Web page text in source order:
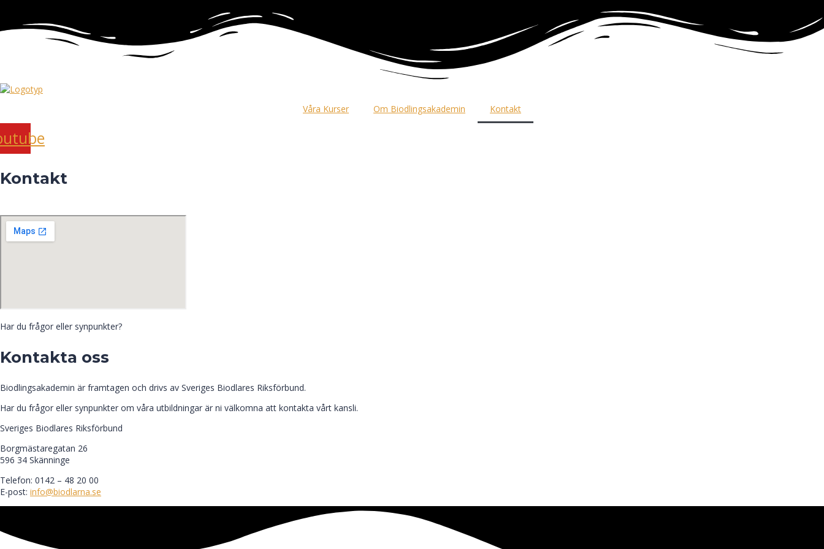
Våra Kurser Om Biodlingsakademin Kontakt
Kontakt
Har du frågor eller synpunkter?
Kontakta oss
Biodlingsakademin är framtagen och drivs av Sveriges Biodlares Riksförbund.
Har du frågor eller synpunkter om våra utbildningar är ni välkomna att kontakta vårt kansli.
Sveriges Biodlares Riksförbund
Borgmästaregatan 26
596 34 Skänninge
Telefon: 0142 – 48 20 00
E-post: info@biodlarna.se